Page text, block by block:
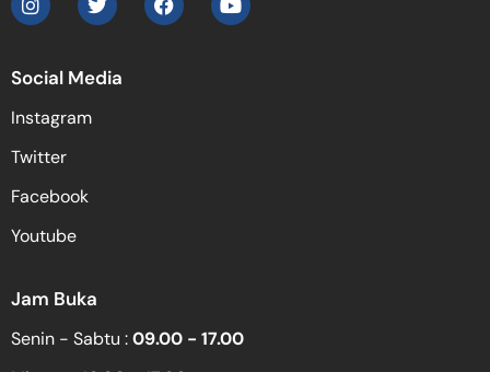
Social Media
Instagram
Twitter
Facebook
Youtube
Jam Buka
Senin - Sabtu :09.00 - 17.00